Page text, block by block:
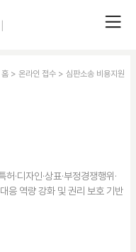
홈 > 온라인 접수 > 심판소송 비용지원
·디자인·상표·부정경쟁행위·
응 역량 강화 및 권리 보호 기반